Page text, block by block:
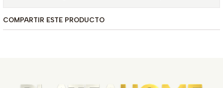
COMPARTIR ESTE PRODUCTO